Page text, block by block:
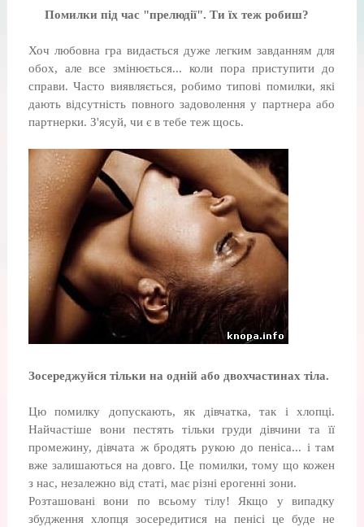
Помилки під час "прелюдії". Ти їх теж робиш?
Хоч любовна гра видається дуже легким завданням для
обох, але все змінюється... коли пора приступити до
справи. Часто виявляється, робимо типові помилки, які
дають відсутність повного задоволення у партнера або
партнерки. З'ясуй, чи є в тебе теж щось.
Зосереджуйся тільки на одній або двохчастинах тіла.
Цю помилку допускають, як дівчатка, так і хлопці.
Найчастіше вони пестять тільки груди дівчини та її
промежину, дівчата ж бродять рукою до пеніса... і там
вже залишаються на довго. Це помилки, тому що кожен
з нас, незалежно від статі, має різні ерогенні зони.
Розташовані вони по всьому тілу! Якщо у випадку
збудження хлопця зосередитися на пенісі це буде не